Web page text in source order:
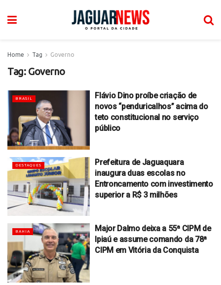
Home Tag Governo
Tag: Governo
BRASIL
Flávio Dino proíbe criação de
novos “penduricalhos” acima do
teto constitucional no serviço
público
DESTAQUES
Prefeitura de Jaguaquara
inaugura duas escolas no
Entroncamento com investimento
superior a R$ 3 milhões
BAHIA
Major Dalmo deixa a 55ª CIPM de
Ipiaú e assume comando da 78ª
CIPM em Vitória da Conquista